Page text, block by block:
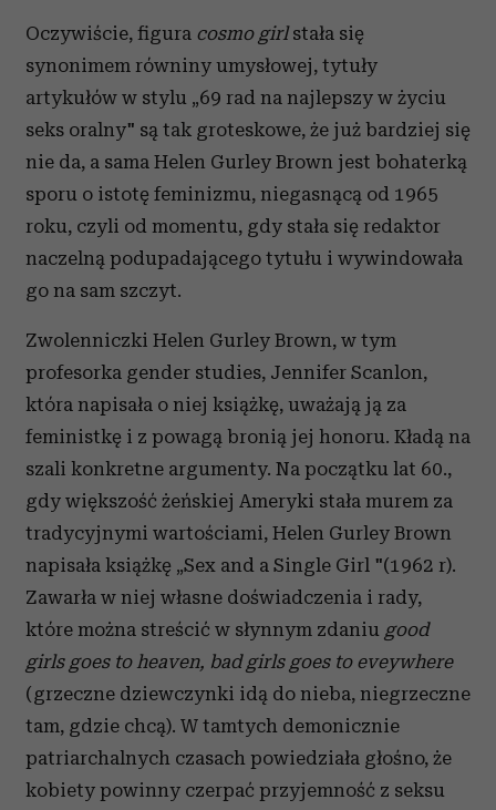
Oczywiście, figura cosmo girlstała się
synonimem równiny umysłowej, tytuły
artykułów w stylu „69 rad na najlepszy w życiu
seks oralny" są tak groteskowe, że już bardziej się
nie da, a sama Helen Gurley Brown jest bohaterką
sporu o istotę feminizmu, niegasnącą od 1965
roku, czyli od momentu, gdy stała się redaktor
naczelną podupadającego tytułu i wywindowała
go na sam szczyt.
Zwolenniczki Helen Gurley Brown, w tym
profesorka gender studies, Jennifer Scanlon,
która napisała o niej książkę, uważają ją za
feministkę i z powagą bronią jej honoru. Kładą na
szali konkretne argumenty. Na początku lat 60.,
gdy większość żeńskiej Ameryki stała murem za
tradycyjnymi wartościami, Helen Gurley Brown
napisała książkę „Sex and a Single Girl "(1962 r).
Zawarła w niej własne doświadczenia i rady,
które można streścić w słynnym zdaniu good
girls goes to heaven, bad girls goes to eveywhere
(grzeczne dziewczynki idą do nieba, niegrzeczne
tam, gdzie chcą). W tamtych demonicznie
patriarchalnych czasach powiedziała głośno, że
kobiety powinny czerpać przyjemność z seksu